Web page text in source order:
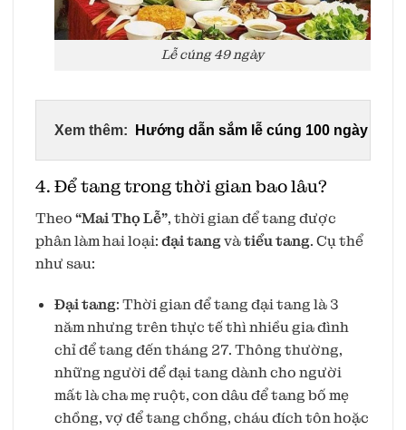
Lễ cúng 49 ngày
Xem thêm: Hướng dẫn sắm lễ cúng 100 ngày đầy
4. Để tang trong thời gian bao lâu?
Theo“Mai Thọ Lễ”, thời gian để tang được
phân làm hai loại:đại tangvàtiểu tang. Cụ thể
như sau:
Đại tang: Thời gian để tang đại tang là 3
năm nhưng trên thực tế thì nhiều gia đình
chỉ để tang đến tháng 27. Thông thường,
những người để đại tang dành cho người
mất là cha mẹ ruột, con dâu để tang bố mẹ
chồng, vợ để tang chồng, cháu đích tôn hoặc